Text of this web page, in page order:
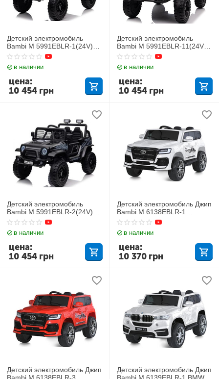
Детский электромобиль
Bambi M 5991EBLR-1(24V)
Джип
в наличии
10 454 грн
цена:
Детский электромобиль
Bambi M 5991EBLR-11(24V)
Джип
в наличии
10 454 грн
цена:
Детский электромобиль
Bambi M 5991EBLR-2(24V)
Джип
в наличии
10 454 грн
цена:
Детский электромобиль Джип
Bambi M 6138EBLR-1
TOYOTA
в наличии
10 370 грн
цена:
Детский электромобиль Джип
Bambi M 6138EBLR-3
Детский электромобиль Джип
Bambi M 6139EBLR-1 BMW